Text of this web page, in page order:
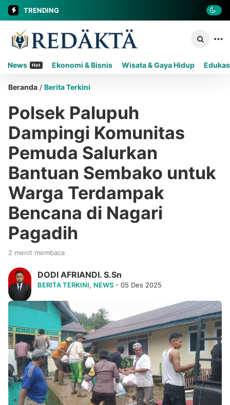
TRENDING
News Hot Ekonomi & Bisnis Wisata & Gaya Hidup
Beranda / Berita Terkini
Polsek Palupuh
Dampingi Komunitas
Pemuda Salurkan
Bantuan Sembako untuk
Warga Terdampak
Bencana di Nagari
Pagadih
2 menit membaca
DODI AFRIANDI. S.Sn
BERITA TERKINI, NEWS - 05 Des 2025